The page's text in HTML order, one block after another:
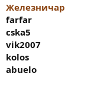
Железничар
farfar
cska5
vik2007
kolos
abuelo